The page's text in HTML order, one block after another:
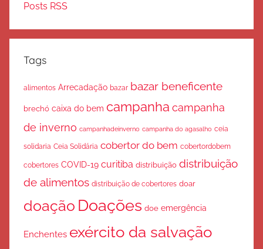
Posts RSS
Tags
alimentos Arrecadação bazar bazar beneficente
brechó caixa do bem campanha campanha
de inverno campanhadeinverno campanha do agasalho ceia
solidaria Ceia Solidária cobertor do bem cobertordobem
cobertores COVID-19 curitiba distribuição distribuição
de alimentos distribuição de cobertores doar
doação Doações doe emergência
Enchentes exército da salvação